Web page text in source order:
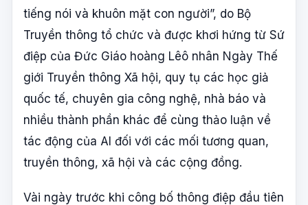
tiếng nói và khuôn mặt con người”, do Bộ
Truyền thông tổ chức và được khơi hứng từ Sứ
điệp của Đức Giáo hoàng Lêô nhân Ngày Thế
giới Truyền thông Xã hội, quy tụ các học giả
quốc tế, chuyên gia công nghệ, nhà báo và
nhiều thành phần khác để cùng thảo luận về
tác động của AI đối với các mối tương quan,
truyền thông, xã hội và các cộng đồng.
Vài ngày trước khi công bố thông điệp đầu tiên